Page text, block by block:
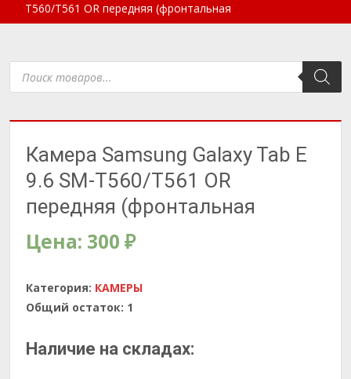
T560/T561 OR передняя (фронтальная
Поиск
товаров
Камера Samsung Galaxy Tab E
9.6 SM-T560/T561 OR
передняя (фронтальная
Цена: 300 ₽
Категория: КАМЕРЫ
Общий остаток: 1
Наличие на складах: